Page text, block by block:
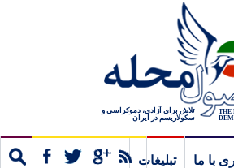
THE
تلاش برای آزادی، دموکراسی و
سکولاریسم در ایران
با ما
تبلیغات